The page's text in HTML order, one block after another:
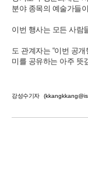
분야 종목의 예술가들
이번 행사는 모든 사람
도 관계자는 “이번 공
미를 공유하는 아주 뜻
강성수기자